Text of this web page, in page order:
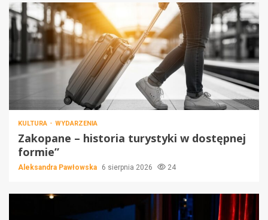
KULTURA WYDARZENIA
Zakopane – historia turystyki w dostępnej
formie”
Aleksandra Pawłowska 6 sierpnia 2026 24